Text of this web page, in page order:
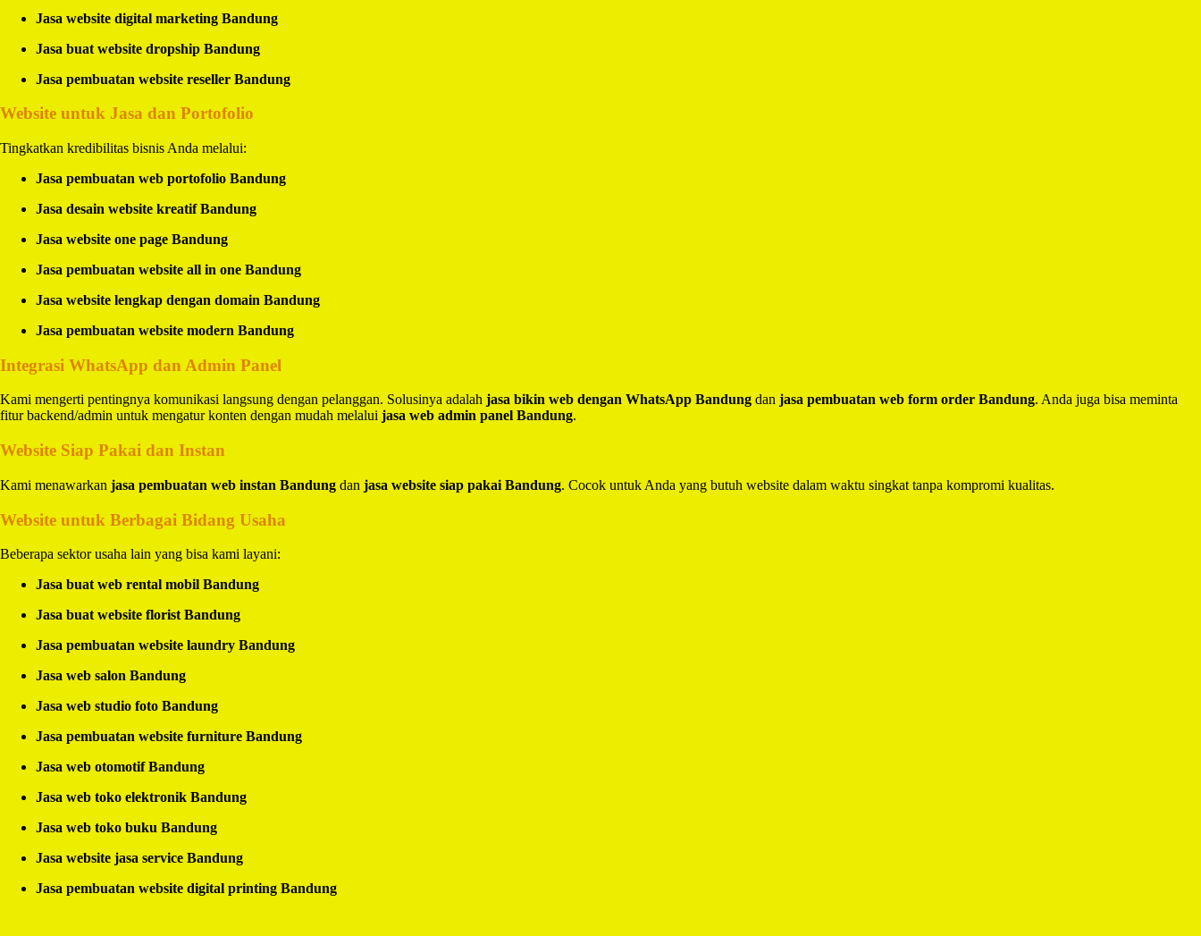
Jasa website digital marketing Bandung
Jasa buat website dropship Bandung
Jasa pembuatan website reseller Bandung
Website untuk Jasa dan Portofolio
Tingkatkan kredibilitas bisnis Anda melalui:
Jasa pembuatan web portofolio Bandung
Jasa desain website kreatif Bandung
Jasa website one page Bandung
Jasa pembuatan website all in one Bandung
Jasa website lengkap dengan domain Bandung
Jasa pembuatan website modern Bandung
Integrasi WhatsApp dan Admin Panel
Kami mengerti pentingnya komunikasi langsung dengan pelanggan. Solusinya adalah jasa bikin web dengan WhatsApp Bandung dan jasa pembuatan web form order Bandung. Anda juga bisa meminta
fitur backend/admin untuk mengatur konten dengan mudah melalui jasa web admin panel Bandung.
Website Siap Pakai dan Instan
Kami menawarkan jasa pembuatan web instan Bandung dan jasa website siap pakai Bandung. Cocok untuk Anda yang butuh website dalam waktu singkat tanpa kompromi kualitas.
Website untuk Berbagai Bidang Usaha
Beberapa sektor usaha lain yang bisa kami layani:
Jasa buat web rental mobil Bandung
Jasa buat website florist Bandung
Jasa pembuatan website laundry Bandung
Jasa web salon Bandung
Jasa web studio foto Bandung
Jasa pembuatan website furniture Bandung
Jasa web otomotif Bandung
Jasa web toko elektronik Bandung
Jasa web toko buku Bandung
Jasa website jasa service Bandung
Jasa pembuatan website digital printing Bandung